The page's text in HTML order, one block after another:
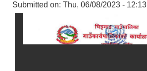
Submitted on: Thu, 06/08/2023 - 12:13